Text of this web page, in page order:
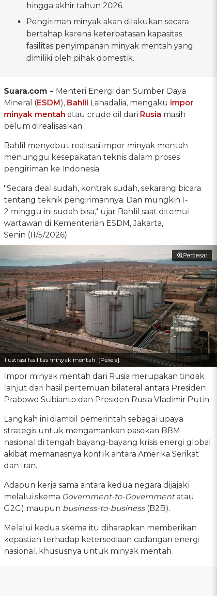
hingga akhir tahun 2026.
Pengiriman minyak akan dilakukan secara
bertahap karena keterbatasan kapasitas
fasilitas penyimpanan minyak mentah yang
dimiliki oleh pihak domestik.
Suara.com - Menteri Energi dan Sumber Daya
Mineral (ESDM), Bahlil Lahadalia, mengaku impor
minyak mentah atau crude oil dari Rusia masih
belum direalisasikan.
Bahlil menyebut realisasi impor minyak mentah
menunggu kesepakatan teknis dalam proses
pengiriman ke Indonesia.
"Secara deal sudah, kontrak sudah, sekarang bicara
tentang teknik pengirimannya. Dan mungkin 1-
2 minggu ini sudah bisa," ujar Bahlil saat ditemui
wartawan di Kementerian ESDM, Jakarta,
Senin (11/5/2026).
Perbesar
Ilustrasi fasilitas minyak mentah. [Pexels].
Impor minyak mentah dari Rusia merupakan tindak
lanjut dari hasil pertemuan bilateral antara Presiden
Prabowo Subianto dan Presiden Rusia Vladimir Putin.
Langkah ini diambil pemerintah sebagai upaya
strategis untuk mengamankan pasokan BBM
nasional di tengah bayang-bayang krisis energi global
akibat memanasnya konflik antara Amerika Serikat
dan Iran.
Adapun kerja sama antara kedua negara dijajaki
melalui skema Government-to-Governmentatau
G2G) maupun business-to-business(B2B).
Melalui kedua skema itu diharapkan memberikan
kepastian terhadap ketersediaan cadangan energi
nasional, khususnya untuk minyak mentah.